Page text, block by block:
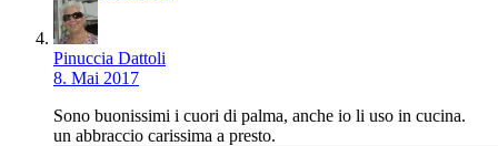
Pinuccia Dattoli
8. Mai 2017
Sono buonissimi i cuori di palma, anche io li uso in cucina.
un abbraccio carissima a presto.